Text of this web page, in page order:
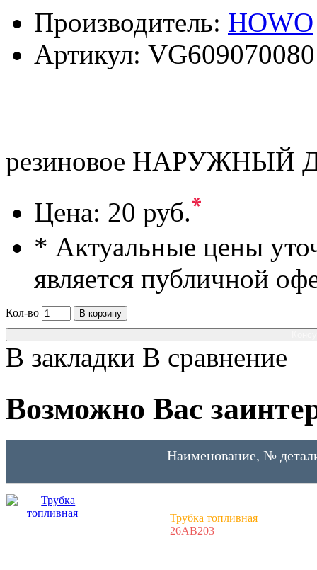
Производитель: HOWO
Артикул: VG609070080
резиновое НАРУЖНЫЙ
Цена: 20 руб.*
* Актуальные цены
является публичной
Кол-во
В корзину
В закладки В сравнение
Возможно Вас
Наименование, №
Трубка топливная
26AB203